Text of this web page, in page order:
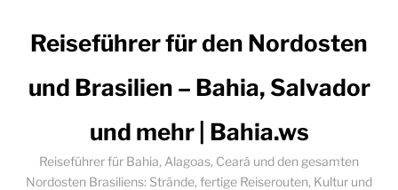
Reiseführer für den Nordosten
und Brasilien – Bahia, Salvador
und mehr | Bahia.ws
Reiseführer für Bahia, Alagoas, Ceará und den gesamten
Nordosten Brasiliens: Strände, fertige Reiserouten, Kultur und